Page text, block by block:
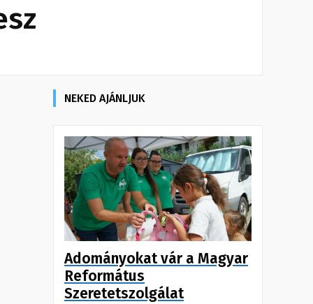
NEKED AJÁNLJUK
Adományokat vár a Magyar
Református
Szeretetszolgálat